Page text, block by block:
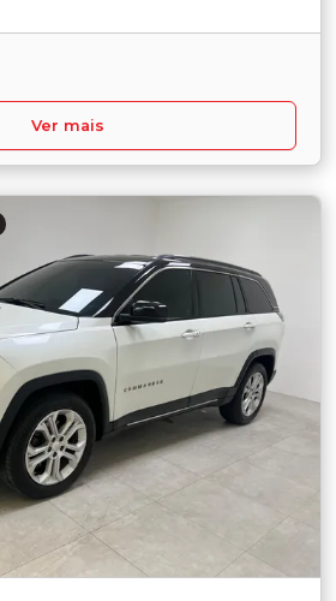
Ver mais